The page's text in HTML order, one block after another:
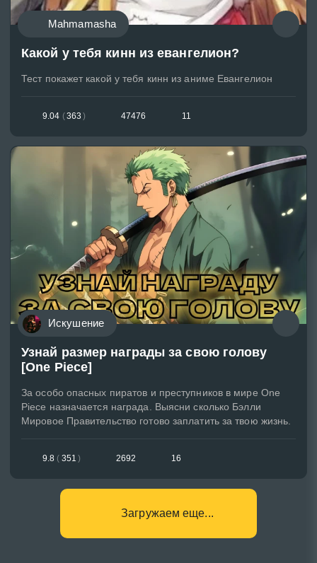
Mahmamasha
Какой у тебя кинн из евангелион?
Тест покажет какой у тебя кинн из аниме Евангелион
9.04 (363 ) 47476 11
Искушение
Узнай размер награды за свою голову
[One Piece]
За особо опасных пиратов и преступников в мире One
Piece назначается награда. Выясни сколько Бэлли
Мировое Правительство готово заплатить за твою жизнь.
9.8 ( 351 ) 2692 16
Загружаем еще...